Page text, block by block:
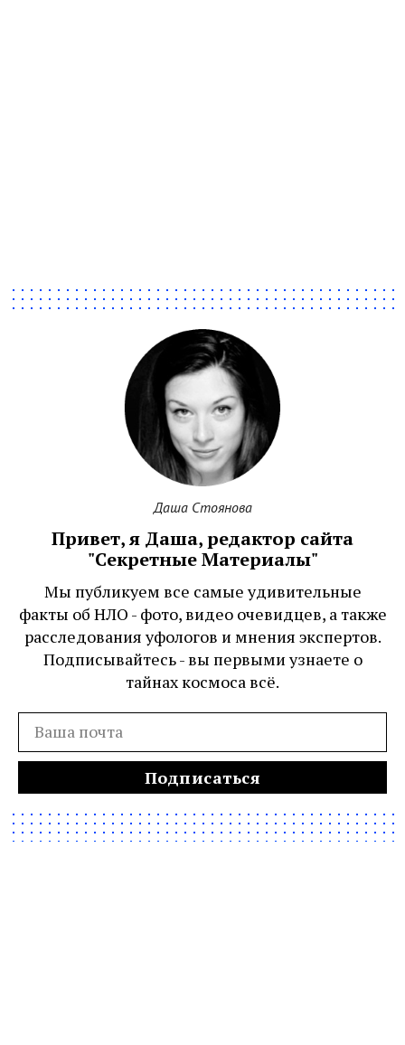
Даша Стоянова
Привет, я Даша, редактор сайта
"Секретные Материалы"
Мы публикуем все самые удивительные
факты об НЛО - фото, видео очевидцев, а также
расследования уфологов и мнения экспертов.
Подписывайтесь - вы первыми узнаете о
тайнах космоса всё.
Подписаться